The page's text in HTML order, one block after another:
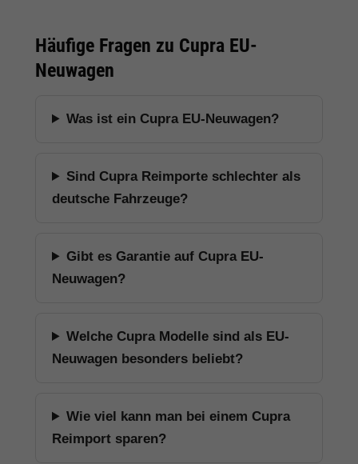
Häufige Fragen zu Cupra EU-
Neuwagen
Was ist ein Cupra EU-Neuwagen?
Sind Cupra Reimporte schlechter als
deutsche Fahrzeuge?
Gibt es Garantie auf Cupra EU-
Neuwagen?
Welche Cupra Modelle sind als EU-
Neuwagen besonders beliebt?
Wie viel kann man bei einem Cupra
Reimport sparen?